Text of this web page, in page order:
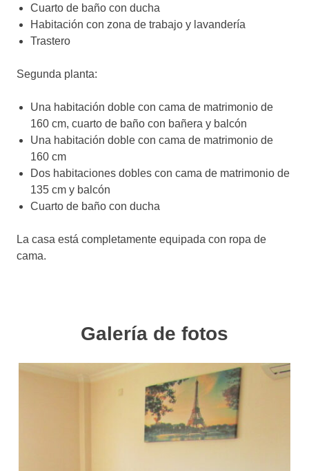
Cuarto de baño con ducha
Habitación con zona de trabajo y lavandería
Trastero
Segunda planta:
Una habitación doble con cama de matrimonio de
160 cm, cuarto de baño con bañera y balcón
Una habitación doble con cama de matrimonio de
160 cm
Dos habitaciones dobles con cama de matrimonio de
135 cm y balcón
Cuarto de baño con ducha
La casa está completamente equipada con ropa de
cama.
Galería de fotos